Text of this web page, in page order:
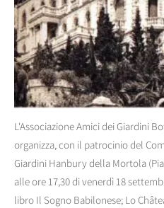
L'Associazione Amici dei Giardini
organizza, con il patrocinio del
Giardini Hanbury della Mortola
alle ore 17,30 di venerdì 18
libro Il Sogno Babilonese; Lo